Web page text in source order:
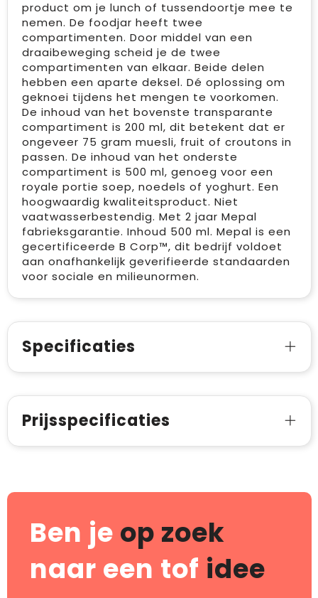
product om je lunch of tussendoortje mee te
nemen. De foodjar heeft twee
compartimenten. Door middel van een
draaibeweging scheid je de twee
compartimenten van elkaar. Beide delen
hebben een aparte deksel. Dé oplossing om
geknoei tijdens het mengen te voorkomen.
De inhoud van het bovenste transparante
compartiment is 200 ml, dit betekent dat er
ongeveer 75 gram muesli, fruit of croutons in
passen. De inhoud van het onderste
compartiment is 500 ml, genoeg voor een
royale portie soep, noedels of yoghurt. Een
hoogwaardig kwaliteitsproduct. Niet
vaatwasserbestendig. Met 2 jaar Mepal
fabrieksgarantie. Inhoud 500 ml. Mepal is een
gecertificeerde B Corp™, dit bedrijf voldoet
aan onafhankelijk geverifieerde standaarden
voor sociale en milieunormen.
Specificaties
Prijsspecificaties
Ben je op zoek
naar een tof idee